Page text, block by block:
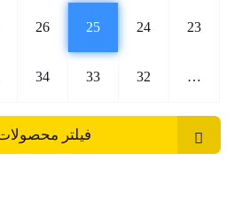
23
24
25
26
…
32
33
34
فیلتر